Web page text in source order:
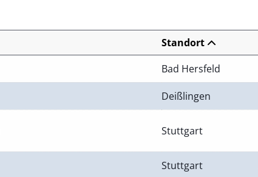
Standort
Bad Hersfeld
Deißlingen
Stuttgart
Stuttgart